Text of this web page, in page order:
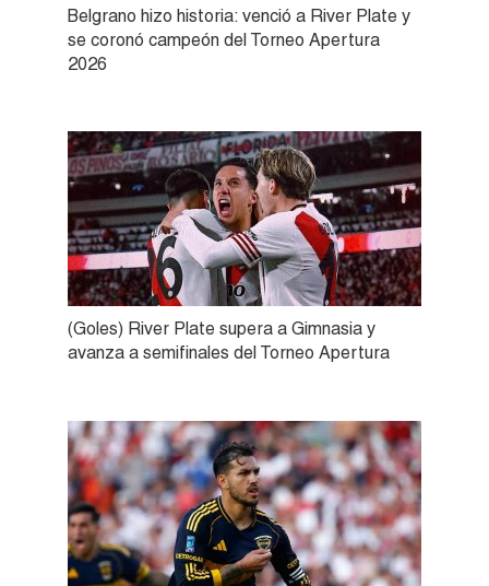
Belgrano hizo historia: venció a River Plate y
se coronó campeón del Torneo Apertura
2026
(Goles) River Plate supera a Gimnasia y
avanza a semifinales del Torneo Apertura